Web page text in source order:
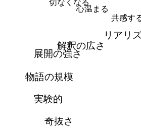
共感す
心温まる
切なくなる
リアリ
奇抜さ
実験的
物語の規模
展開の強さ
解釈の広さ